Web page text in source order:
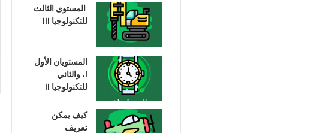
المستوى الثالث
للتكنولوجيا III
المستويان الأول
I، والثاني
للتكنولوجيا II
كيف يمكن
تعريف